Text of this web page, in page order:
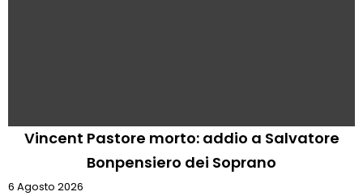
Vincent Pastore morto: addio a Salvatore
Bonpensiero dei Soprano
6 Agosto 2026